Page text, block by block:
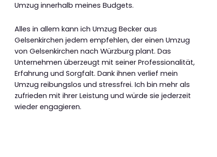
Umzug innerhalb meines Budgets.
Alles in allem kann ich Umzug Becker aus
Gelsenkirchen jedem empfehlen, der einen Umzug
von Gelsenkirchen nach Würzburg plant. Das
Unternehmen überzeugt mit seiner Professionalität,
Erfahrung und Sorgfalt. Dank ihnen verlief mein
Umzug reibungslos und stressfrei. Ich bin mehr als
zufrieden mit ihrer Leistung und würde sie jederzeit
wieder engagieren.